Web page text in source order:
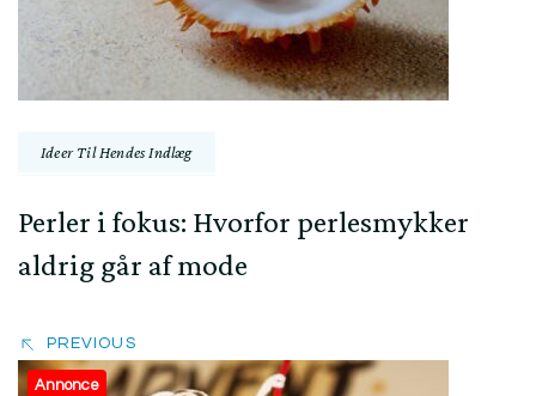
Ideer Til Hendes Indlæg
Perler i fokus: Hvorfor perlesmykker
aldrig går af mode
PREVIOUS
Annonce